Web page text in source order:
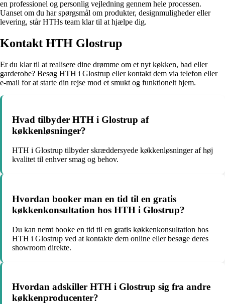
en professionel og personlig vejledning gennem hele processen.
Uanset om du har spørgsmål om produkter, designmuligheder eller
levering, står HTHs team klar til at hjælpe dig.
Kontakt HTH Glostrup
Er du klar til at realisere dine drømme om et nyt køkken, bad eller
garderobe? Besøg HTH i Glostrup eller kontakt dem via telefon eller
e-mail for at starte din rejse mod et smukt og funktionelt hjem.
Hvad tilbyder HTH i Glostrup af
køkkenløsninger?
HTH i Glostrup tilbyder skræddersyede køkkenløsninger af høj
kvalitet til enhver smag og behov.
Hvordan booker man en tid til en gratis
køkkenkonsultation hos HTH i Glostrup?
Du kan nemt booke en tid til en gratis køkkenkonsultation hos
HTH i Glostrup ved at kontakte dem online eller besøge deres
showroom direkte.
Hvordan adskiller HTH i Glostrup sig fra andre
køkkenproducenter?